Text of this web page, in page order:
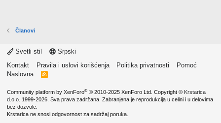
Članovi
Svetli stil
Srpski
Kontakt
Pravila i uslovi korišćenja Politika privatnosti
Pomoć
Naslovna
R
Community platform by XenForo® © 2010-2025 XenForo Ltd. Copyright © Krstarica
d.o.o. 1999-2026. Sva prava zadržana. Zabranjena je reprodukcija u celini i u delovima
bez dozvole.
Krstarica ne snosi odgovornost za sadržaj poruka.